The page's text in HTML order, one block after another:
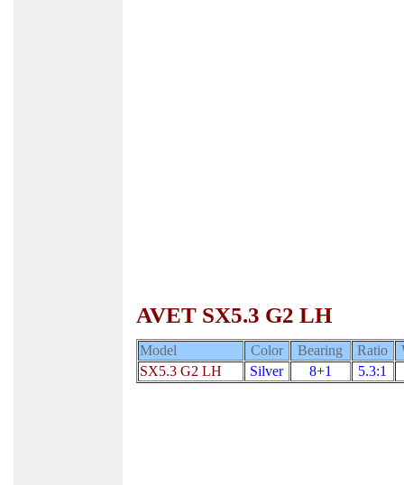
AVET SX5.3 G2 LH
Model Color Bearing Ratio
SX5.3 G2 LH
Silver 8+1 5.3:1